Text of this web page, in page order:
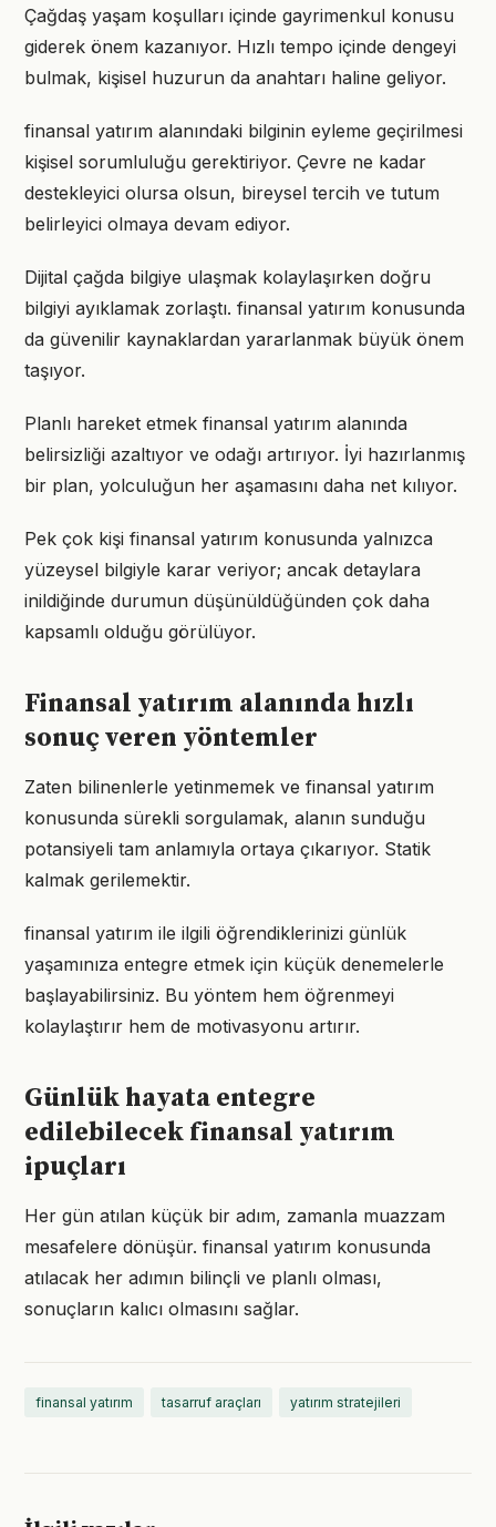
Çağdaş yaşam koşulları içinde gayrimenkul konusu
giderek önem kazanıyor. Hızlı tempo içinde dengeyi
bulmak, kişisel huzurun da anahtarı haline geliyor.
finansal yatırım alanındaki bilginin eyleme geçirilmesi
kişisel sorumluluğu gerektiriyor. Çevre ne kadar
destekleyici olursa olsun, bireysel tercih ve tutum
belirleyici olmaya devam ediyor.
Dijital çağda bilgiye ulaşmak kolaylaşırken doğru
bilgiyi ayıklamak zorlaştı. finansal yatırım konusunda
da güvenilir kaynaklardan yararlanmak büyük önem
taşıyor.
Planlı hareket etmek finansal yatırım alanında
belirsizliği azaltıyor ve odağı artırıyor. İyi hazırlanmış
bir plan, yolculuğun her aşamasını daha net kılıyor.
Pek çok kişi finansal yatırım konusunda yalnızca
yüzeysel bilgiyle karar veriyor; ancak detaylara
inildiğinde durumun düşünüldüğünden çok daha
kapsamlı olduğu görülüyor.
Finansal yatırım alanında hızlı
sonuç veren yöntemler
Zaten bilinenlerle yetinmemek ve finansal yatırım
konusunda sürekli sorgulamak, alanın sunduğu
potansiyeli tam anlamıyla ortaya çıkarıyor. Statik
kalmak gerilemektir.
finansal yatırım ile ilgili öğrendiklerinizi günlük
yaşamınıza entegre etmek için küçük denemelerle
başlayabilirsiniz. Bu yöntem hem öğrenmeyi
kolaylaştırır hem de motivasyonu artırır.
Günlük hayata entegre
edilebilecek finansal yatırım
ipuçları
Her gün atılan küçük bir adım, zamanla muazzam
mesafelere dönüşür. finansal yatırım konusunda
atılacak her adımın bilinçli ve planlı olması,
sonuçların kalıcı olmasını sağlar.
finansal yatırım tasarruf araçları yatırım stratejileri